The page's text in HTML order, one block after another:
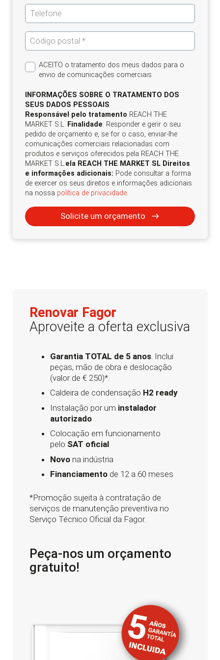
Renovar Fagor
Aproveite a oferta exclusiva
Garantia TOTAL de 5 anos . Inclui
peças, mão de obra e deslocação
(valor de € 250)*.
Caldeira de condensação H2 ready
Instalação por um instalador
autorizado
Colocação em funcionamento
pelo SAT oficial
Novo na indústria
Financiamento de 12 a 60 meses
*Promoção sujeita à contratação de
serviços de manutenção preventiva no
Serviço Técnico Oficial da Fagor.
Peça-nos um orçamento
gratuito!
ACEITO o tratamento dos meus dados para o
envio de comunicações comerciais
INFORMAÇÕES SOBRE O TRATAMENTO DOS
SEUS DADOS PESSOAIS
Responsável pelo tratamento REACH THE
MARKET S.L. Finalidade: Responder e gerir o seu
pedido de orçamento e, se for o caso, enviar-lhe
comunicações comerciais relacionadas com
produtos e serviços oferecidos pela REACH THE
MARKET S.L.ela REACH THE MARKET SL Direitos
e informações adicionais: Pode consultar a forma
de exercer os seus direitos e informações adicionais
na nossa política de privacidade.
Solicite um orçamento east